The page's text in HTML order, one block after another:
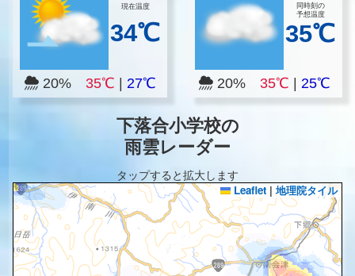
現在温度
34℃
20% 35℃ 27℃
同時刻の
予想温度
35℃
20%35℃ |25℃
下落合小学校の
雨雲レーダー
タップすると拡大します
Leaflet | 地理院タイル